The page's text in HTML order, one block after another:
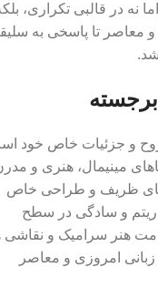
نه در قالبی تکراری،
معاصر تا پاسخی به
و جزئیات خاص خود
مینیمال، هنری و
ظریف و طراحی خاص
ریتم و سادگی در سطح
قدمت هنر سرامیک و
امروزی و معاصر